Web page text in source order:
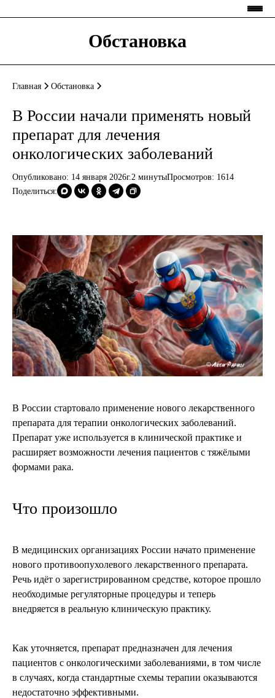
Обстановка
Главная Обстановка
В России начали применять новый
препарат для лечения
онкологических заболеваний
Опубликовано: 14 января 2026г.2 минутыПросмотров: 1614
Поделиться:
В России стартовало применение нового лекарственного
препарата для терапии онкологических заболеваний.
Препарат уже используется в клинической практике и
расширяет возможности лечения пациентов с тяжёлыми
формами рака.
Что произошло
В медицинских организациях России начато применение
нового противоопухолевого лекарственного препарата.
Речь идёт о зарегистрированном средстве, которое прошло
необходимые регуляторные процедуры и теперь
внедряется в реальную клиническую практику.
Как уточняется, препарат предназначен для лечения
пациентов с онкологическими заболеваниями, в том числе
в случаях, когда стандартные схемы терапии оказываются
недостаточно эффективными.